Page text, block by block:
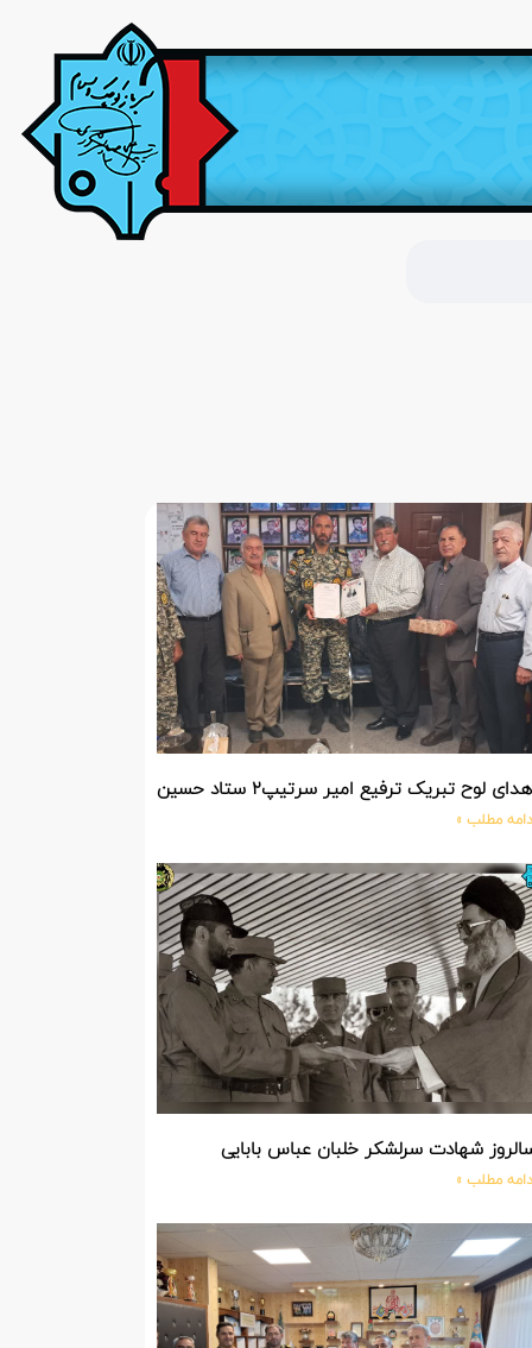
لوح تبریک ترفیع امیر سرتیپ۲ ستاد حسین صادق زاده فرمانده تیپ ۲۵ واکنش سریع شهید آبگون نزاجا مستقر در تبریز
مطلب »
شهادت سرلشکر خلبان عباس بابایی
مطلب »